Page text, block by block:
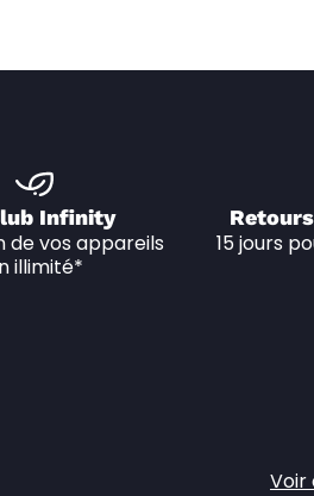
Infinity
de vos appareils
illimité*
15 jours
Voir